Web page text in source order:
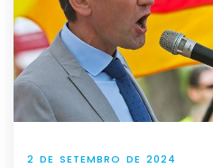
2 DE SETEMBRO DE 2024